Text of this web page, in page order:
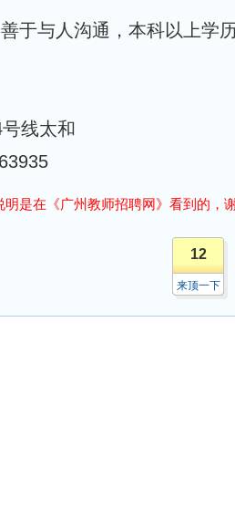
于与人沟通，本科以上学
线太和
明是在《广州教师招聘网》看到的，
12
来顶一下